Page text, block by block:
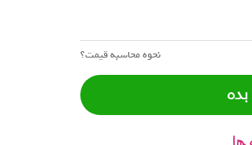
نحوه محاسبه قیمت؟